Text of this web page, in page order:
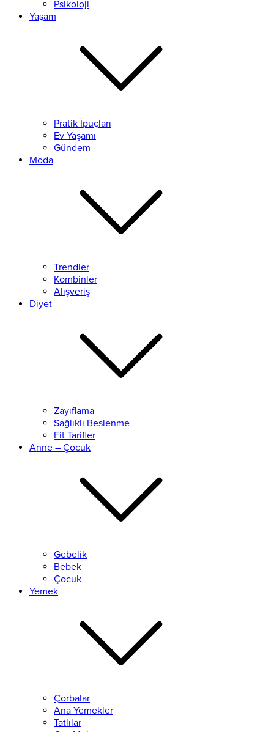
Psikoloji
Yaşam
Pratik İpuçları
Ev Yaşamı
Gündem
Moda
Trendler
Kombinler
Alışveriş
Diyet
Zayıflama
Sağlıklı Beslenme
Fit Tarifler
Anne – Çocuk
Gebelik
Bebek
Çocuk
Yemek
Çorbalar
Ana Yemekler
Tatlılar